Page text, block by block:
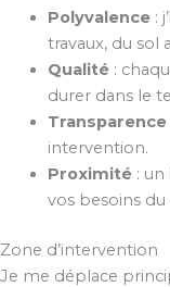
Polyvalence:
travaux, du sol
Qualité:
durer dans le
Transparence
intervention.
Proximité: un
vos besoins
Zone d’intervention
Je me déplace